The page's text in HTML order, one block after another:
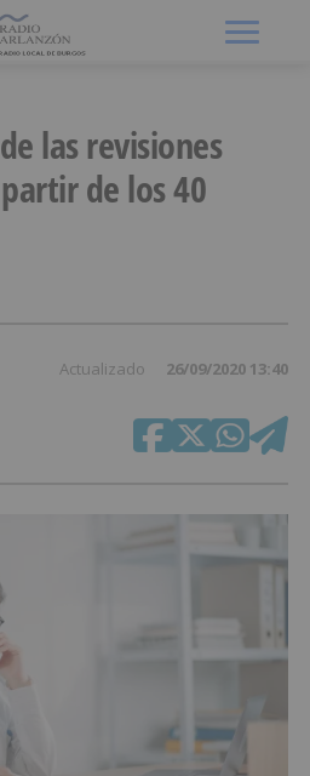
las revisiones
de los 40
Actualizado 26/09/2020 13:40